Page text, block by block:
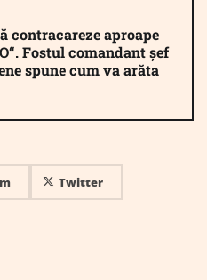
contracareze aproape
Fostul comandant șef
spune cum va arăta
Twitter